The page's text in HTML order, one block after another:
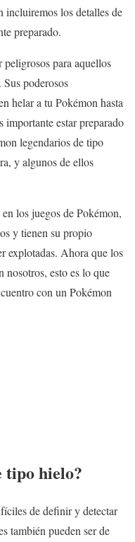
incluiremos los detalles de
preparado.
peligrosos para aquellos
poderosos
helar a tu Pokémon hasta
importante estar preparado
legendarios de tipo
y algunos de ellos
los juegos de Pokémon,
y tienen su propio
explotadas. Ahora que los
nosotros, esto es lo que
con un Pokémon
tipo hielo?
de definir y detectar
también pueden ser de